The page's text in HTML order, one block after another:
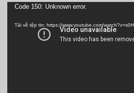
Trình
Code 150: Unknown error.
Tải về tệp tin: https://www.youtube.com/